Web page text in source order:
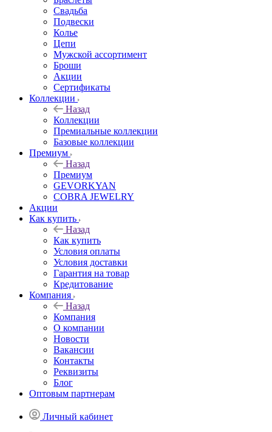
Свадьба
Подвески
Колье
Цепи
Мужской ассортимент
Броши
Акции
Сертификаты
Коллекции
Назад
Коллекции
Премиальные коллекции
Базовые коллекции
Премиум
Назад
Премиум
GEVORKYAN
COBRA JEWELRY
Акции
Как купить
Назад
Как купить
Условия оплаты
Условия доставки
Гарантия на товар
Кредитование
Компания
Назад
Компания
О компании
Новости
Вакансии
Контакты
Реквизиты
Блог
Оптовым партнерам
Личный кабинет